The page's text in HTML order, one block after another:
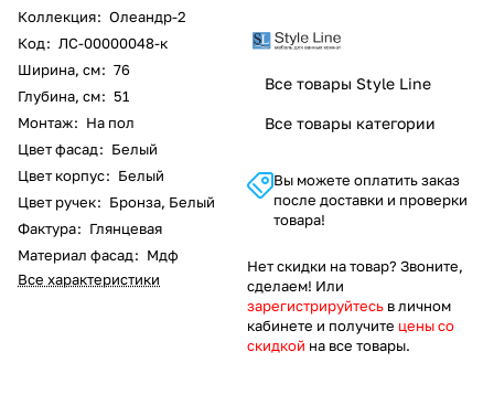
Коллекция: Олеандр-2
Код: ЛС-00000048-к
Ширина, см: 76
Глубина, см: 51
Монтаж: На пол
Цвет фасад: Белый
Цвет корпус: Белый
Цвет ручек: Бронза, Белый
Фактура: Глянцевая
Материал фасад: Мдф
Все характеристики
Все товары Style Line
Все товары категории
Вы можете оплатить заказ
после доставки и проверки
товара!
Нет скидки на товар? Звоните,
сделаем! Или
зарегистрируйтесь в личном
кабинете и получите цены со
скидкой на все товары.